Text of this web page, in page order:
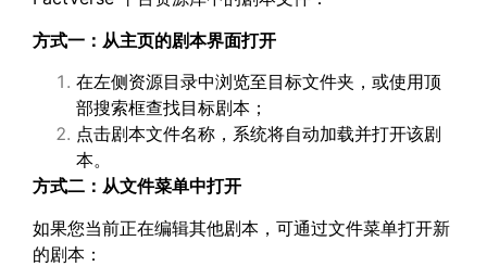
方式一：从主页的剧本界面打开
在左侧资源目录中浏览至目标文件夹，或使用顶
部搜索框查找目标剧本；
点击剧本文件名称，系统将自动加载并打开该剧
本。
方式二：从文件菜单中打开
如果您当前正在编辑其他剧本，可通过文件菜单打开新
的剧本：